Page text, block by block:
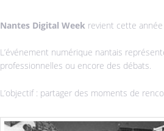
Nantes Digital Week revient cette
L’événement numérique nantais
professionnelles ou encore des débats.
L’objectif : partager des moments de